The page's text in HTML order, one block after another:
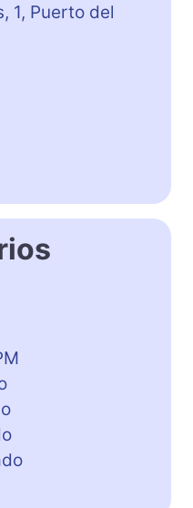
1, Puerto del